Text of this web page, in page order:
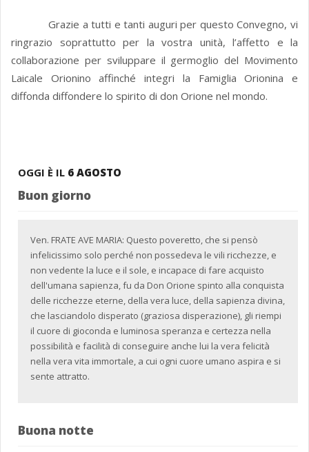
Grazie a tutti e tanti auguri per questo Convegno, vi
ringrazio soprattutto per la vostra unità, l’affetto e la
collaborazione per sviluppare il germoglio del Movimento
Laicale Orionino affinché integri la Famiglia Orionina e
diffonda diffondere lo spirito di don Orione nel mondo.
OGGI È IL 6 AGOSTO
Buon giorno
Ven. FRATE AVE MARIA: Questo poveretto, che si pensò
infelicissimo solo perché non possedeva le vili ricchezze, e
non vedente la luce e il sole, e incapace di fare acquisto
dell'umana sapienza, fu da Don Orione spinto alla conquista
delle ricchezze eterne, della vera luce, della sapienza divina,
che lasciandolo disperato (graziosa disperazione), gli riempi
il cuore di gioconda e luminosa speranza e certezza nella
possibilità e facilità di conseguire anche lui la vera felicità
nella vera vita immortale, a cui ogni cuore umano aspira e si
sente attratto.
Buona notte